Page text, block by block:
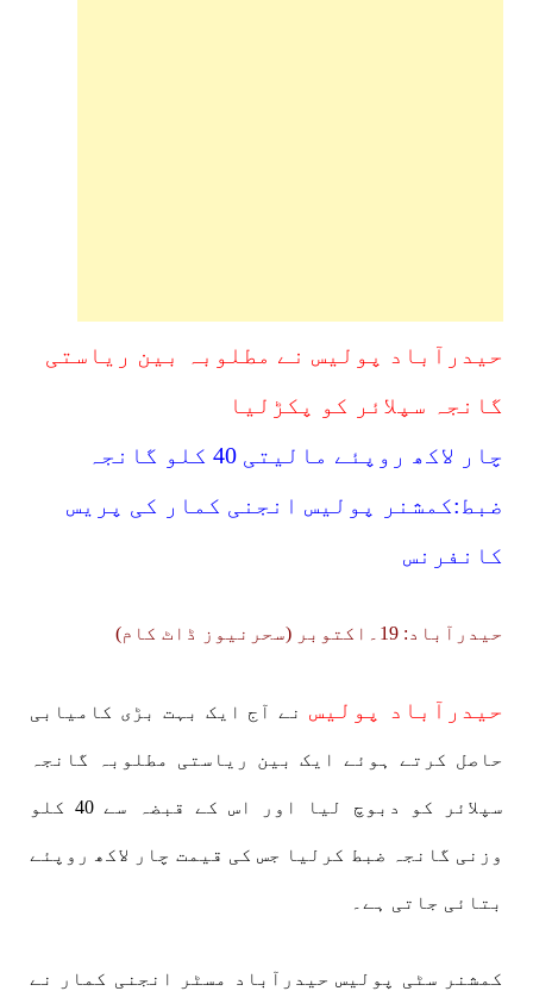
حیدرآباد پولیس نے مطلوبہ بین ریاستی
گانجہ سپلائر کو پکڑلیا
چار لاکھ روپئے مالیتی 40 کلو گانجہ
ضبط:کمشنر پولیس انجنی کمار کی پریس
کانفرنس
حیدرآباد: 19۔اکتوبر (سحرنیوز ڈاٹ کام)
حیدرآباد پولیس نے آج ایک بہت بڑی کامیابی
حاصل کرتے ہوئے ایک بین ریاستی مطلوبہ گانجہ
سپلائر کو دبوچ لیا اور اس کے قبضہ سے 40 کلو
وزنی گانجہ ضبط کرلیا جس کی قیمت چار لاکھ روپئے
بتائی جاتی ہے۔
کمشنر سٹی پولیس حیدرآباد مسٹر انجنی کمار نے